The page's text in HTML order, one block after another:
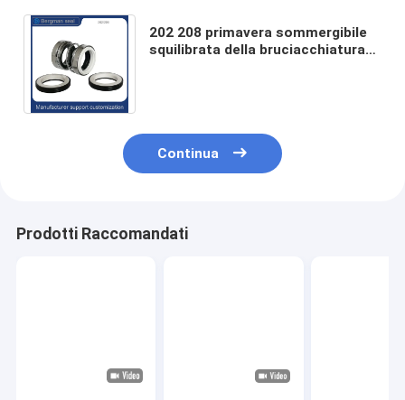
202 208 primavera sommergibile
squilibrata della bruciacchiatura
Continua
Prodotti Raccomandati